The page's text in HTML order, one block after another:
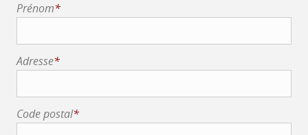
Prénom*
Adresse*
Code postal*